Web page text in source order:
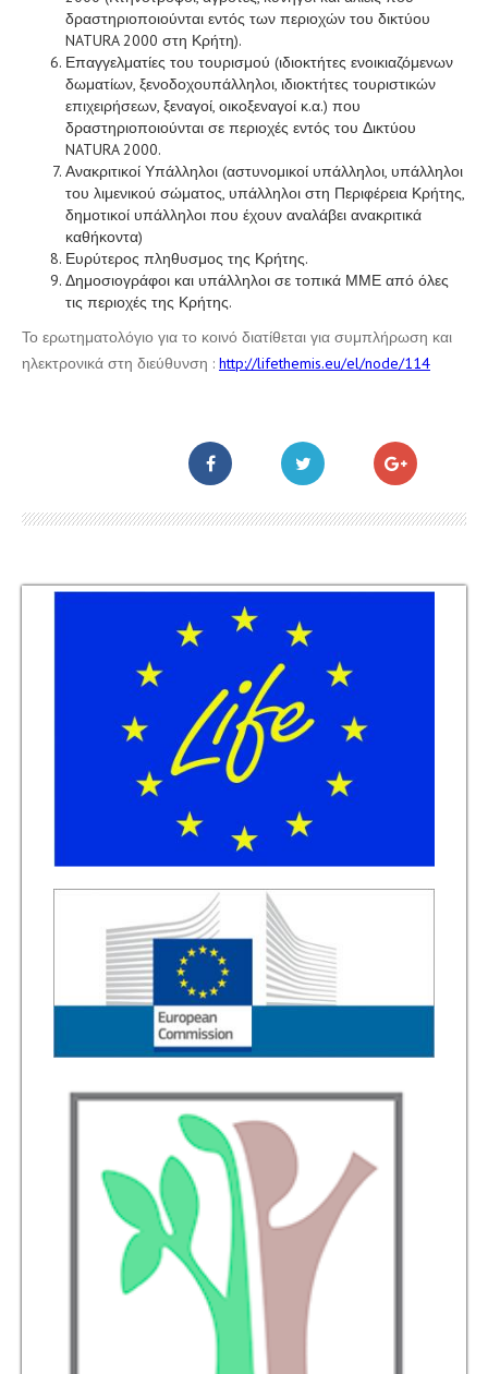
δραστηριοποιούνται εντός των περιοχών του δικτύου
NATURA 2000 στη Κρήτη).
Επαγγελματίες του τουρισμού (ιδιοκτήτες ενοικιαζόμενων
δωματίων, ξενοδοχουπάλληλοι, ιδιοκτήτες τουριστικών
επιχειρήσεων, ξεναγοί, οικοξεναγοί κ.α.) που
δραστηριοποιούνται σε περιοχές εντός του Δικτύου
NATURA 2000.
Ανακριτικοί Υπάλληλοι (αστυνομικοί υπάλληλοι, υπάλληλοι
του λιμενικού σώματος, υπάλληλοι στη Περιφέρεια Κρήτης,
δημοτικοί υπάλληλοι που έχουν αναλάβει ανακριτικά
καθήκοντα)
Ευρύτερος πληθυσμος της Κρήτης.
Δημοσιογράφοι και υπάλληλοι σε τοπικά ΜΜΕ από όλες
τις περιοχές της Κρήτης.
Το ερωτηματολόγιο για το κοινό διατίθεται για συμπλήρωση και
ηλεκτρονικά στη διεύθυνση : http://lifethemis.eu/el/node/114